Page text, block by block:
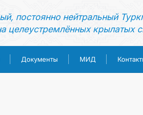
постоянно нейтральный
целеустремлённых крылатых
Документы МИД